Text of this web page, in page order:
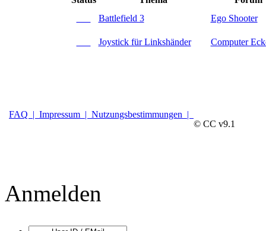
Battlefield 3
Ego Shooter
Joystick für Linkshänder Computer
FAQ | Impressum | Nutzungsbestimmungen |
© CC v9.1
Anmelden